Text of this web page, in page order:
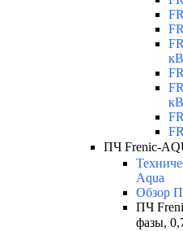
ПЧ Frenic-
Aqua
Обзор
ПЧ
фазы,